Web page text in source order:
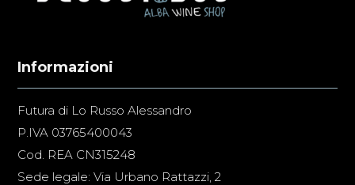
Informazioni
Futura di Lo Russo Alessandro
P.IVA 03765400043
Cod. REA CN315248
Sede legale: Via Urbano Rattazzi, 2